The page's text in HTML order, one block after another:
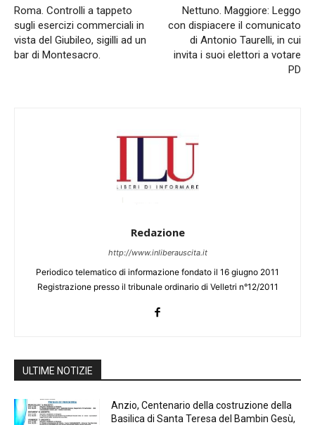
Roma. Controlli a tappeto
sugli esercizi commerciali in
vista del Giubileo, sigilli ad un
bar di Montesacro.
Nettuno. Maggiore: Leggo
con dispiacere il comunicato
di Antonio Taurelli, in cui
invita i suoi elettori a votare
PD
Redazione
http://www.inliberauscita.it
Periodico telematico di informazione fondato il 16 giugno 2011
Registrazione presso il tribunale ordinario di Velletri n°12/2011
ULTIME NOTIZIE
Anzio, Centenario della costruzione della
Basilica di Santa Teresa del Bambin Gesù,